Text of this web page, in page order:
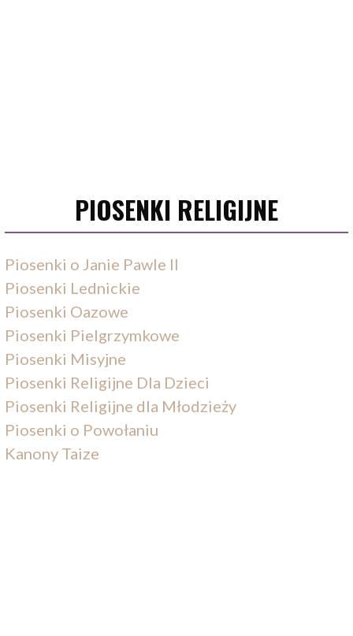
PIOSENKI RELIGIJNE
Piosenki o Janie Pawle II
Piosenki Lednickie
Piosenki Oazowe
Piosenki Pielgrzymkowe
Piosenki Misyjne
Piosenki Religijne Dla Dzieci
Piosenki Religijne dla Młodzieży
Piosenki o Powołaniu
Kanony Taize